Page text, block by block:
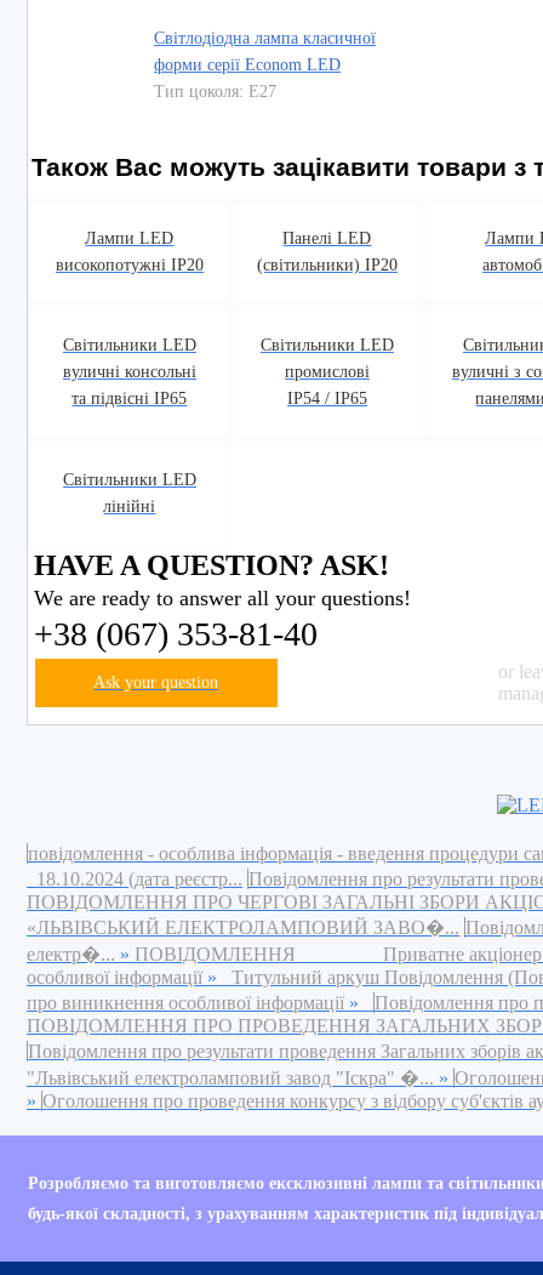
Світлодіодна лампа класичної
форми серії Econom LED
Тип цоколя: E27
Також Вас можуть зацікавити товари з
Лампи LED
високопотужні IP20
Панелі LED
(світильники) IP20
Лампи
Світильники LED
вуличні консольні
та підвісні IP65
Світильники LED
промислові
IP54 / IP65
вуличні з
Світильники LED
лінійні
HAVE A QUESTION? ASK!
We are ready to answer all your questions!
+38 (067) 353-81-40
Ask your question
or
повідомлення - особлива інформація - введення процедури
18.10.2024 (дата реєстр... Повідомлення про результати
ПОВІДОМЛЕННЯ ПРО ЧЕРГОВІ ЗАГАЛЬНІ ЗБОРИ
«ЛЬВІВСЬКИЙ ЕЛЕКТРОЛАМПОВИЙ ЗАВО�...
електр�... » ПОВІДОМЛЕННЯ Приватне акціонерне
особливої інформації »
Титульний аркуш Повідомлення
про виникнення особливої інформації »
Повідомлення про
ПОВІДОМЛЕННЯ ПРО ПРОВЕДЕННЯ ЗАГАЛЬНИХ
Повідомлення про результати проведення Загальних зборів
"Львівський електроламповий завод "Іскра" �... »
» Оголошення про проведення конкурсу з відбору суб'єктів
Розробляємо та виготовляємо ексклюзивні лампи та
будь-якої складності, з урахуванням характеристик під
Your are currently browsing this site